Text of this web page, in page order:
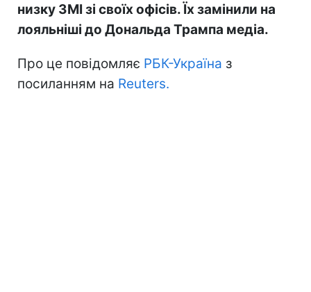
низку ЗМІ зі своїх офісів. Їх замінили на
лояльніші до Дональда Трампа медіа.
Про це повідомляє РБК-Україна з
посиланням на Reuters.